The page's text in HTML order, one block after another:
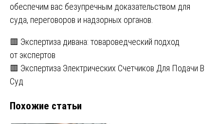
обеспечим вас безупречным доказательством для
суда, переговоров и надзорных органов.
Навигация
по
записям
🟥 Экспертиза дивана: товароведческий подход
от экспертов
🟥 Экспертиза Электрических Счетчиков Для Подачи В
Суд
Похожие статьи